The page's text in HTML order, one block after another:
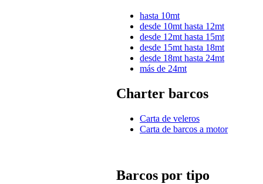
hasta 10mt
desde 10mt hasta 12mt
desde 12mt hasta 15mt
desde 15mt hasta 18mt
desde 18mt hasta 24mt
más de 24mt
Charter barcos
Carta de veleros
Carta de barcos a motor
Barcos por tipo